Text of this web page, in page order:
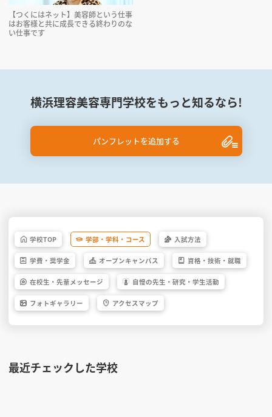
【つくにはネット】美容師という仕事
はお客様と共に成長できる終わりのな
い仕事です
横浜理容美容専門学校をもっと知るなら!
パンフレットを追加する
学校TOP 学部・ 学科・ コース 入試方法
学費・ 奨学金 オープンキャンパス 資格・ 技術・ 就職
在校生・ 先輩 メッセージ 自慢の先生・ 研究・ 学生活動
フォト ギャラリー アクセス マップ
最近チェックした学校